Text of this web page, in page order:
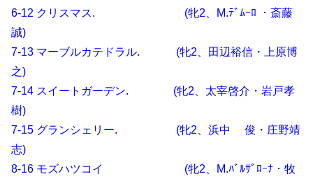
6-12 クリスマス. (牝2、M.ﾃﾞﾑｰﾛ ・斎藤
誠)
7-13 マーブルカテドラル. (牝2、田辺裕信・上原博
之)
7-14 スイートガーデン. (牝2、太宰啓介・岩戸孝
樹)
7-15 グランシェリー. (牝2、浜中 俊・庄野靖
志)
8-16 モズハツコイ (牝2、M.ﾊﾞﾙｻﾞﾛｰﾅ・牧